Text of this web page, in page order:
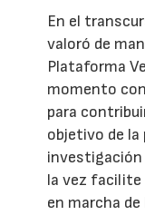
En el
valoró de
Plataforma
momento
para
objetivo de la
investigación
la vez facilite
en marcha